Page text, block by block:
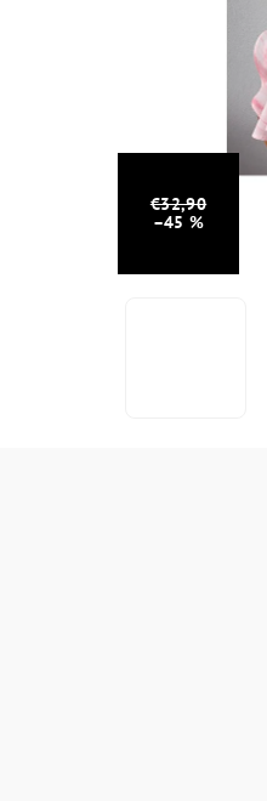
€32,90
–45 %